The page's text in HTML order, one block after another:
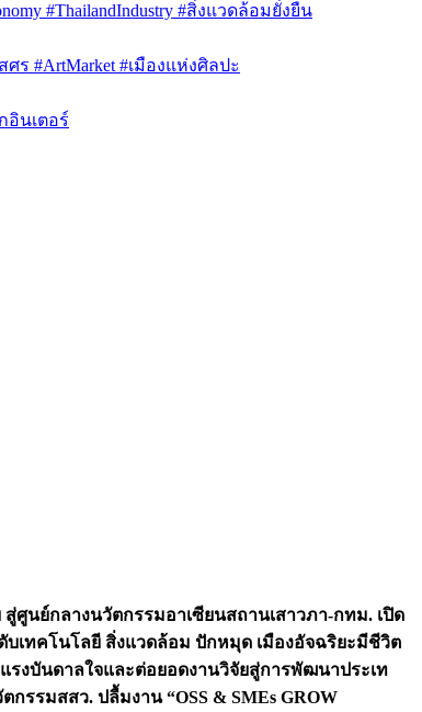
#ThailandIndustry #สิ่งแวดล้อมยั่งยืน
ศร #ArtMarket #เมืองแห่งศิลปะ
อินเตอร์
สู่ศูนย์กลางนวัตกรรมอาเซียนสถานเสาวภา-กทม. เปิด
บเทคโนโลยี สิ่งแวดล้อม ปักหมุด เมืองอัจฉริยะมีชีวิต
งบันดาลใจและต่อยอดงานวิจัยสู่การพัฒนาประเท
ตกรรมสสว. ปลื้มงาน “OSS & SMEs GROW